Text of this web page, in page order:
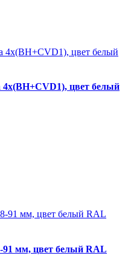
цвет белый
мм, цвет белый RAL